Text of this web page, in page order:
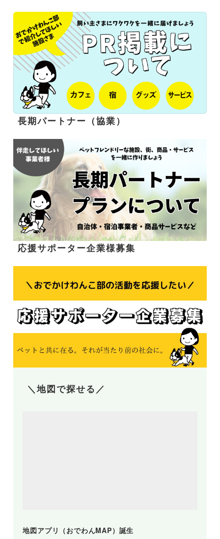
長期パートナー（協業）
応援サポーター企業様募集
＼地図で探せる／
地図アプリ（おでわんMAP）誕生